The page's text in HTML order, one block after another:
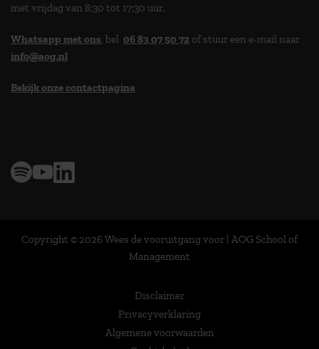
met vrijdag van 8:30 tot 17:30 uur.
Whatsapp met ons , bel 06 83 07 50 72 of stuur een e-mail naar
info@aog.nl
Bekijk onze contactpagina
Copyright © 2026 Wees de vooruitgang voor | AOG School of
Management
Disclaimer
Privacyverklaring
Algemene voorwaarden